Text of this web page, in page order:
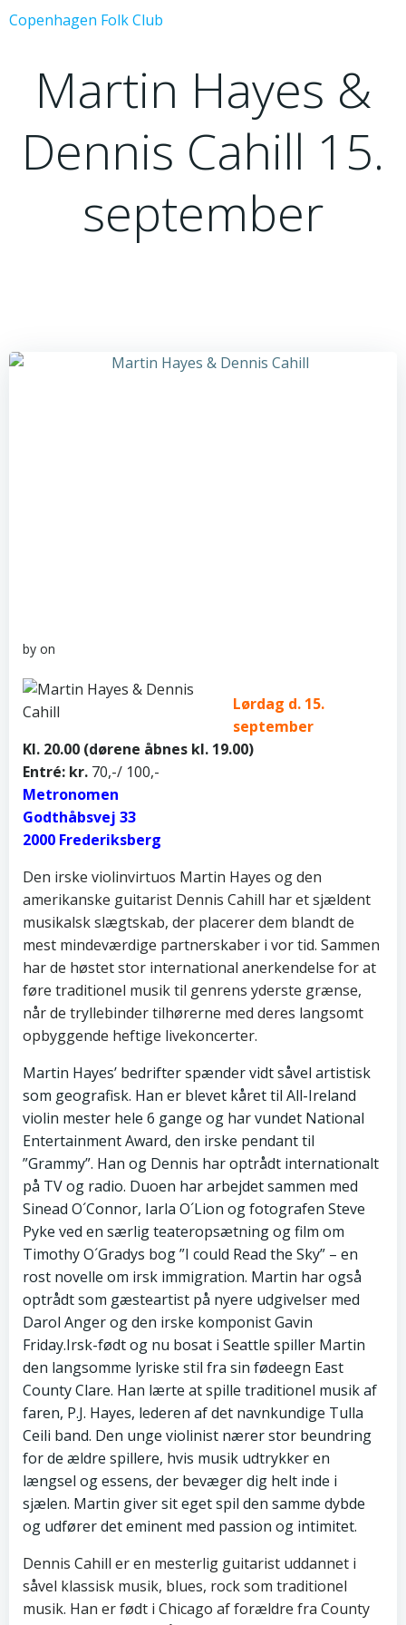
Copenhagen Folk Club
Martin Hayes &
Dennis Cahill 15.
september
by on
Lørdag d. 15.
september
Kl. 20.00 (dørene åbnes kl. 19.00)
Entré: kr. 70,-/ 100,-
Metronomen
Godthåbsvej 33
2000 Frederiksberg
Den irske violinvirtuos Martin Hayes og den
amerikanske guitarist Dennis Cahill har et sjældent
musikalsk slægtskab, der placerer dem blandt de
mest mindeværdige partnerskaber i vor tid. Sammen
har de høstet stor international anerkendelse for at
føre traditionel musik til genrens yderste grænse,
når de tryllebinder tilhørerne med deres langsomt
opbyggende heftige livekoncerter.
Martin Hayes’ bedrifter spænder vidt såvel artistisk
som geografisk. Han er blevet kåret til All-Ireland
violin mester hele 6 gange og har vundet National
Entertainment Award, den irske pendant til
”Grammy”. Han og Dennis har optrådt internationalt
på TV og radio. Duoen har arbejdet sammen med
Sinead O´Connor, Iarla O´Lion og fotografen Steve
Pyke ved en særlig teateropsætning og film om
Timothy O´Gradys bog ”I could Read the Sky” – en
rost novelle om irsk immigration. Martin har også
optrådt som gæsteartist på nyere udgivelser med
Darol Anger og den irske komponist Gavin
Friday.Irsk-født og nu bosat i Seattle spiller Martin
den langsomme lyriske stil fra sin fødeegn East
County Clare. Han lærte at spille traditionel musik af
faren, P.J. Hayes, lederen af det navnkundige Tulla
Ceili band. Den unge violinist nærer stor beundring
for de ældre spillere, hvis musik udtrykker en
længsel og essens, der bevæger dig helt inde i
sjælen. Martin giver sit eget spil den samme dybde
og udfører det eminent med passion og intimitet.
Dennis Cahill er en mesterlig guitarist uddannet i
såvel klassisk musik, blues, rock som traditionel
musik. Han er født i Chicago af forældre fra County